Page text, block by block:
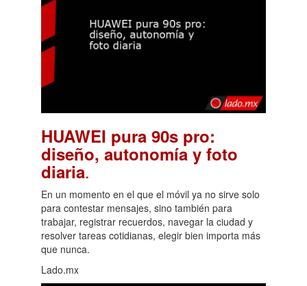
HUAWEI pura 90s pro:
diseño, autonomía y foto
diaria.
En un momento en el que el móvil ya no sirve solo
para contestar mensajes, sino también para
trabajar, registrar recuerdos, navegar la ciudad y
resolver tareas cotidianas, elegir bien importa más
que nunca.
Lado.mx